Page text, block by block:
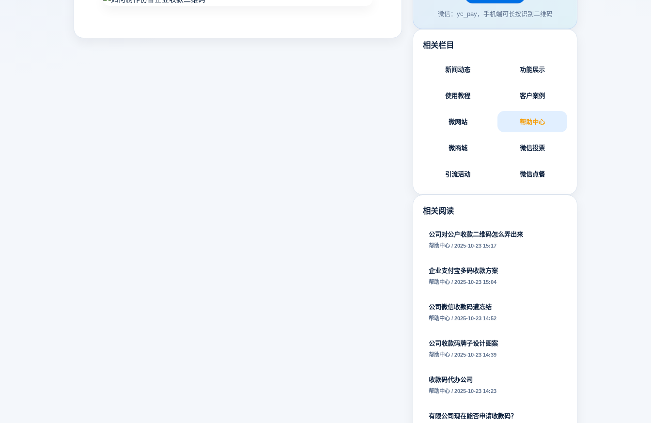
微信：yc_pay，手机端可长按识别二维码
相关栏目
新闻动态 功能展示
使用教程 客户案例
微网站 帮助中心
微商城 微信投票
引流活动 微信点餐
相关阅读
公司对公户收款二维码怎么弄出来
帮助中心 / 2025-10-23 15:17
企业支付宝多码收款方案
帮助中心 / 2025-10-23 15:04
公司微信收款码遭冻结
帮助中心 / 2025-10-23 14:52
公司收款码牌子设计图案
帮助中心 / 2025-10-23 14:39
收款码代办公司
帮助中心 / 2025-10-23 14:23
有限公司现在能否申请收款码？